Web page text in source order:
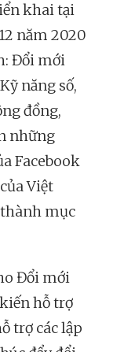
khai tại
năm 2020
Đổi mới
năng số,
đồng,
những
Facebook
Việt
mục
Đổi mới
hỗ trợ
trợ các lập